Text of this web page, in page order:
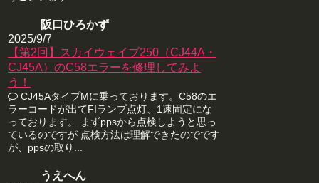
阪口ひろかず
2025/9/7
【第2回】スカイウェイブ250（CJ44A・
CJ45A）のC58エラーを修理してみよ
う！
CJ45AタイプMに乗っております。C58のエ
ラーコードが出てFIランプ点灯、1速固定にな
っております。 まずppsから点検しようと思っ
ているのですが 点検方法は理解できたのでです
が、ppsの取り...
うえへん